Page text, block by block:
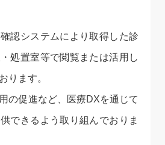
認システムにより取得した診
処置室等で閲覧または活用し
ります。
の促進など、医療DXを通じて
できるよう取り組んでおりま